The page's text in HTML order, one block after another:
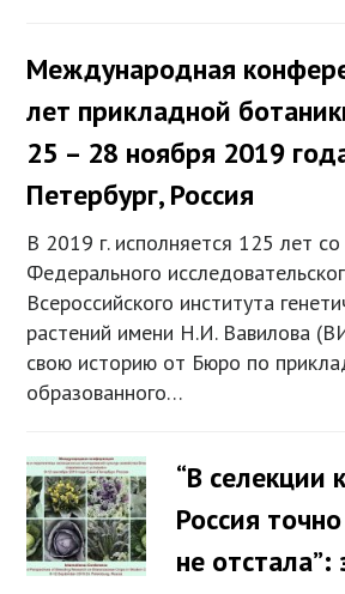
Международная
лет прикладной
25 – 28 ноября 2019
Петербург, Россия
В 2019 г. исполняется 125 лет
Федерального
Всероссийского института
растений имени Н.И. Вавилова
свою историю от Бюро по
образованного…
“В селекции
Россия
не отстала”: